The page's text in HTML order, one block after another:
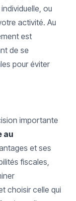
ou
activité. Au
est
de se
pour éviter
importante
au
et ses
fiscales,
choisir celle qui